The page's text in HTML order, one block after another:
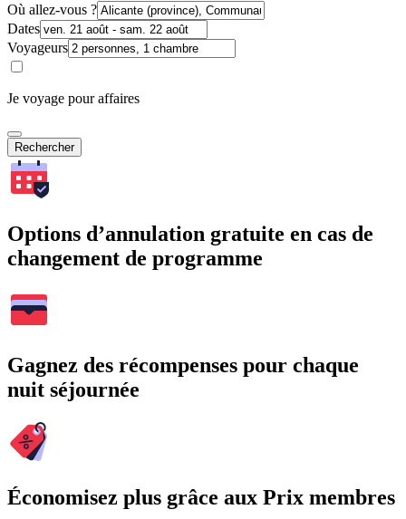
Où allez-vous ?
Dates
Voyageurs
Je voyage pour affaires
Rechercher
Options d’annulation gratuite en cas de
changement de programme
Gagnez des récompenses pour chaque
nuit séjournée
Économisez plus grâce aux Prix membres